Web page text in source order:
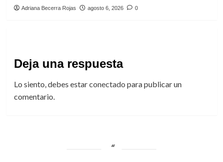
Adriana Becerra Rojas agosto 6, 2026 0
Deja una respuesta
Lo siento, debes estarconectado para publicar un
comentario.